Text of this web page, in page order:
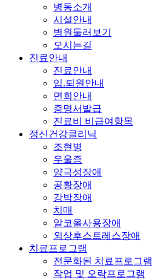
병동소개
시설안내
병원둘러보기
오시는길
진료안내
진료안내
입.퇴원안내
면회안내
증명서발급
진료비 비급여항목
정신건강클리닉
조현병
우울증
양극성장애
공황장애
강박장애
치매
알코올사용장애
외상후스트레스장애
치료프로그램
전문화된 치료프로그램
작업 및 오락프로그램